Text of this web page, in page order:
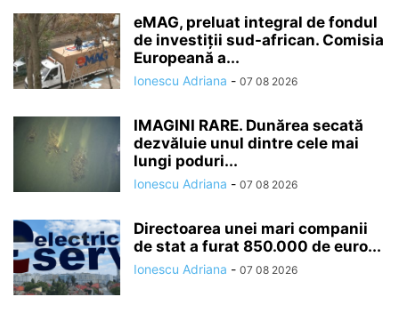
eMAG, preluat integral de fondul
de investiții sud-african. Comisia
Europeană a...
Ionescu Adriana - 07 08 2026
IMAGINI RARE. Dunărea secată
dezvăluie unul dintre cele mai
lungi poduri...
Ionescu Adriana - 07 08 2026
Directoarea unei mari companii
de stat a furat 850.000 de euro...
Ionescu Adriana - 07 08 2026